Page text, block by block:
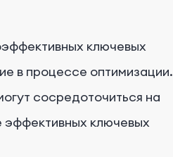
ключевых
в процессе оптимизации.
сосредоточиться на
ключевых